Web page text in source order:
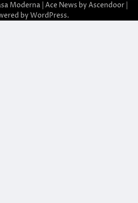
Moderna | Ace News by Ascendoor
by WordPress.